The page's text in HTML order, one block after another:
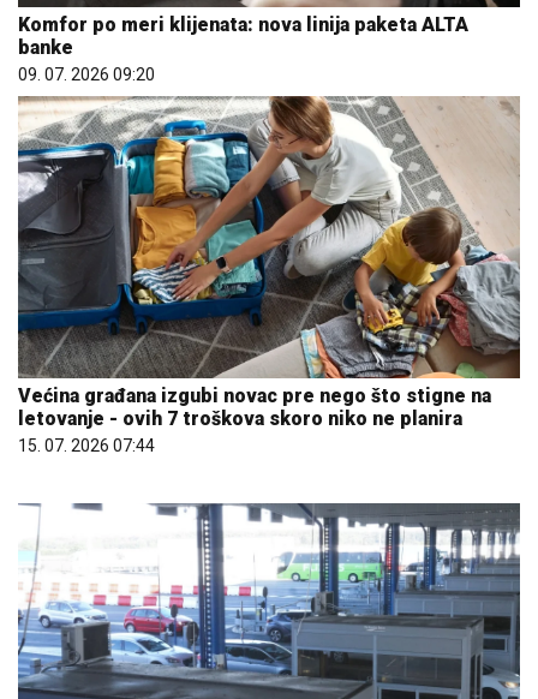
Komfor po meri klijenata: nova linija paketa ALTA
banke
09. 07. 2026 09:20
Većina građana izgubi novac pre nego što stigne na
letovanje - ovih 7 troškova skoro niko ne planira
15. 07. 2026 07:44